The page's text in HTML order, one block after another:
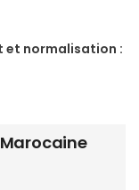
et normalisation :
Marocaine